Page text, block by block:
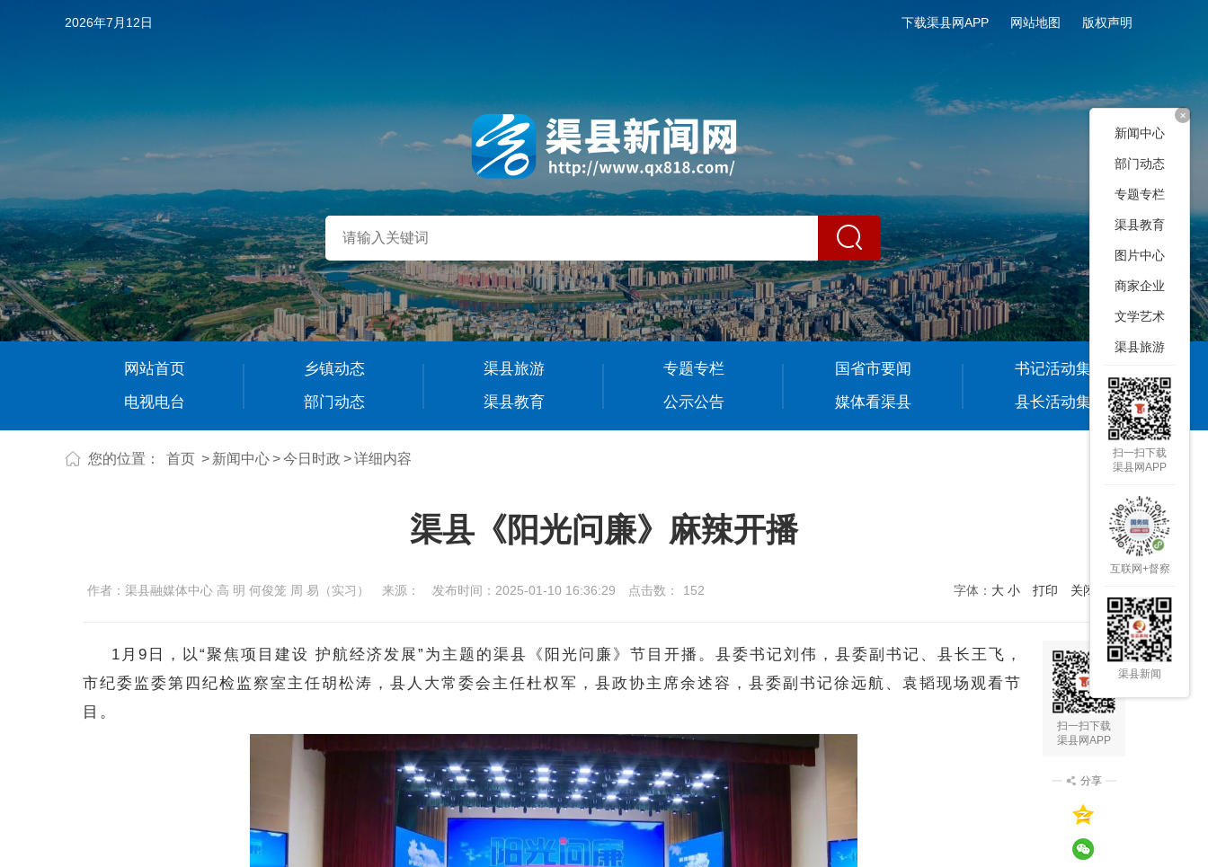
下载渠县网APP 网站地图 版权声明
2026年7月12日
网站首页 乡镇动态 渠县旅游 专题专栏 国省市要闻
书记活动集
电视电台
部门动态 渠县教育 公示公告 媒体看渠县 县长活动集
您的位置： 首页 > 新闻中心>今日时政 >详细内容
渠县《阳光问廉》麻辣开播
字体： 大 小 打印 关闭本页
作者：渠县融媒体中心 高 明 何俊笼 周 易（实习） 来源： 发布时间：2025-01-10 16:36:29 点击数： 152
扫一扫下载
渠县网APP
分享
1月9日，以“聚焦项目建设 护航经济发展”为主题的渠县《阳光问廉》节目开播。县委书记刘伟，县委副书记、县长王飞，
市纪委监委第四纪检监察室主任胡松涛，县人大常委会主任杜权军，县政协主席余述容，县委副书记徐远航、袁韬现场观看节
目。
+
新闻中心
部门动态
专题专栏
渠县教育
图片中心
商家企业
文学艺术
渠县旅游
扫一扫下载
渠县网APP
互联网+督察
渠县新闻